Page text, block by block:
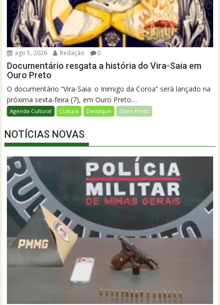
ago 5, 2026 Redação 0
Documentário resgata a história do Vira-Saia em
Ouro Preto
O documentário “Vira-Saia: o Inimigo da Coroa” será lançado na
próxima sexta-feira (7), em Ouro Preto....
Agenda Cultural Cultura Destaque Ouro Preto
NOTÍCIAS NOVAS